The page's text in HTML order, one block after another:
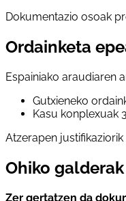
Dokumentazio osoak
Ordainketa
Espainiako araudiaren
Gutxieneko
Kasu konplexuak
Atzerapen
Ohiko galderak
Zer gertatzen da